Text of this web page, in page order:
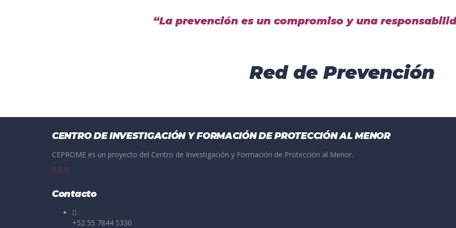
“La prevención es un compromiso y una
Red de Prevención
CENTRO DE INVESTIGACIÓN Y FORMACIÓN DE PROTECCIÓN AL MENOR
CEPROME es un proyecto del Centro de Investigación y Formación de Protección al Menor.
Contacto
+52 55 7844 5330